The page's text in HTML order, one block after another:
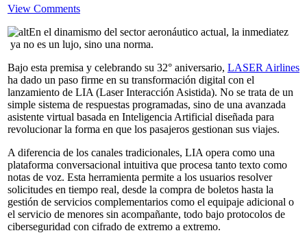
View Comments
En el dinamismo del sector aeronáutico actual, la inmediatez
ya no es un lujo, sino una norma.
Bajo esta premisa y celebrando su 32° aniversario, LASER Airlines
ha dado un paso firme en su transformación digital con el
lanzamiento de LIA (Laser Interacción Asistida). No se trata de un
simple sistema de respuestas programadas, sino de una avanzada
asistente virtual basada en Inteligencia Artificial diseñada para
revolucionar la forma en que los pasajeros gestionan sus viajes.
A diferencia de los canales tradicionales, LIA opera como una
plataforma conversacional intuitiva que procesa tanto texto como
notas de voz. Esta herramienta permite a los usuarios resolver
solicitudes en tiempo real, desde la compra de boletos hasta la
gestión de servicios complementarios como el equipaje adicional o
el servicio de menores sin acompañante, todo bajo protocolos de
ciberseguridad con cifrado de extremo a extremo.